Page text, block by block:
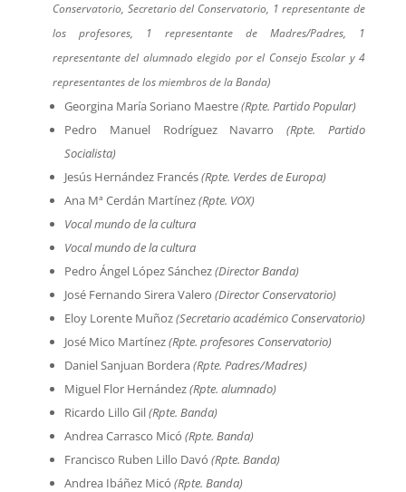
Conservatorio, Secretario del Conservatorio, 1 representante de
los profesores, 1 representante de Madres/Padres, 1
representante del alumnado elegido por el Consejo Escolar y 4
representantes de los miembros de la Banda)
Georgina María Soriano Maestre(Rpte. Partido Popular)
Pedro Manuel Rodríguez Navarro(Rpte. Partido
Socialista)
Jesús Hernández Francés(Rpte. Verdes de Europa)
Ana Mª Cerdán Martínez(Rpte. VOX)
Vocal mundo de la cultura
Vocal mundo de la cultura
Pedro Ángel López Sánchez(Director Banda)
José Fernando Sirera Valero (Director Conservatorio)
Eloy Lorente Muñoz(Secretario académico Conservatorio)
José Mico Martínez(Rpte. profesores Conservatorio)
Daniel Sanjuan Bordera(Rpte. Padres/Madres)
Miguel Flor Hernández(Rpte. alumnado)
Ricardo Lillo Gil(Rpte. Banda)
Andrea Carrasco Micó (Rpte. Banda)
Francisco Ruben Lillo Davó (Rpte. Banda)
Andrea Ibáñez Micó (Rpte. Banda)